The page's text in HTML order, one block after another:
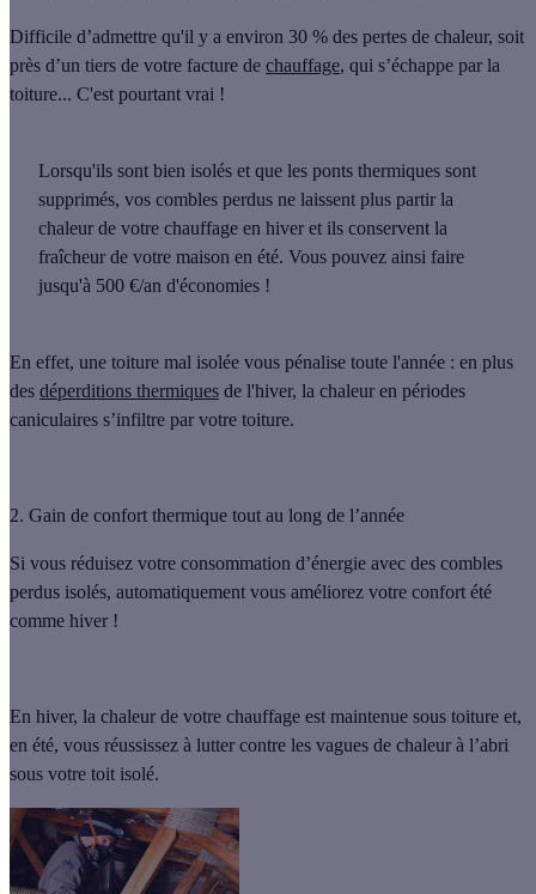
Difficile d’admettre qu'il y a environ 30 % des pertes de chaleur, soit
près d’un tiers de votre facture de chauffage, qui s’échappe par la
toiture... C'est pourtant vrai !
Lorsqu'ils sont bien isolés et que les ponts thermiques sont
supprimés, vos combles perdus ne laissent plus partir la
chaleur de votre chauffage en hiver et ils conservent la
fraîcheur de votre maison en été. Vous pouvez ainsi faire
jusqu'à 500 €/an d'économies !
En effet, une toiture mal isolée vous pénalise toute l'année : en plus
des déperditions thermiques de l'hiver, la chaleur en périodes
caniculaires s’infiltre par votre toiture.
2. Gain de confort thermique tout au long de l’année
Si vous réduisez votre consommation d’énergie avec des combles
perdus isolés, automatiquement vous améliorez votre confort été
comme hiver !
En hiver, la chaleur de votre chauffage est maintenue sous toiture et,
en été, vous réussissez à lutter contre les vagues de chaleur à l’abri
sous votre toit isolé.